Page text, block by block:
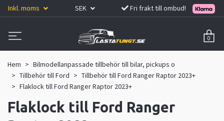
Inkl. moms SEK Fri frakt till ombud!
0
Hem
Bilmodellanpassade tillbehör till bilar, pickups o
Tillbehör till Ford
Tillbehör till Ford Ranger Raptor 2023+
Flaklock till Ford Ranger Raptor 2023+
Flaklock till Ford Ranger